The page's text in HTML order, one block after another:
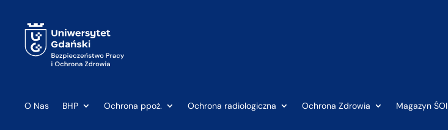
O Nas BHP Ochrona ppoż. Ochrona radiologiczna Ochrona Zdrowia Magazyn ŚOI